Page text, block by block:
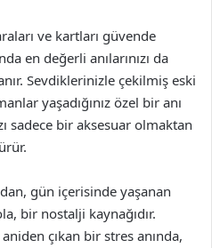
ve kartları güvende
en değerli anılarınızı da
Sevdiklerinizle çekilmiş eski
yaşadığınız özel bir anı
sadece bir aksesuar olmaktan
gün içerisinde yaşanan
bir nostalji kaynağıdır.
çıkan bir stres anında,